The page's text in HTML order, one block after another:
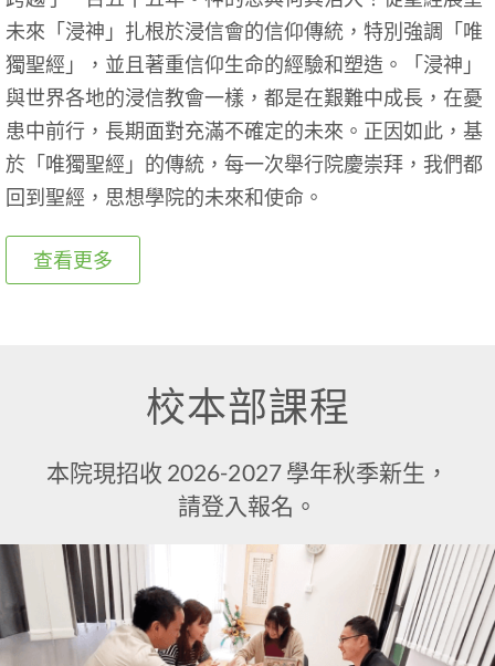
未來「浸神」扎根於浸信會的信仰傳統，特別強調「唯
獨聖經」，並且著重信仰生命的經驗和塑造。「浸神」
與世界各地的浸信教會一樣，都是在艱難中成長，在憂
患中前行，長期面對充滿不確定的未來。正因如此，基
於「唯獨聖經」的傳統，每一次舉行院慶崇拜，我們都
回到聖經，思想學院的未來和使命。
查看更多
校本部課程
本院現招收 2026-2027 學年秋季新生，
請登入報名。